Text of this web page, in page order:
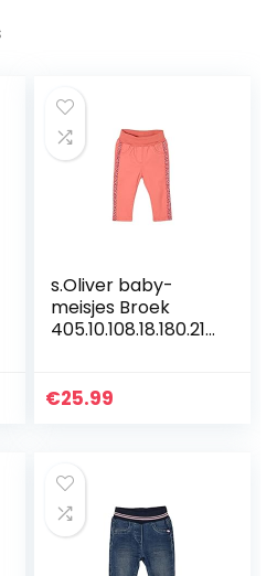
s.Oliver baby-
meisjes Broek
405.10.108.18.180.210
€25.99